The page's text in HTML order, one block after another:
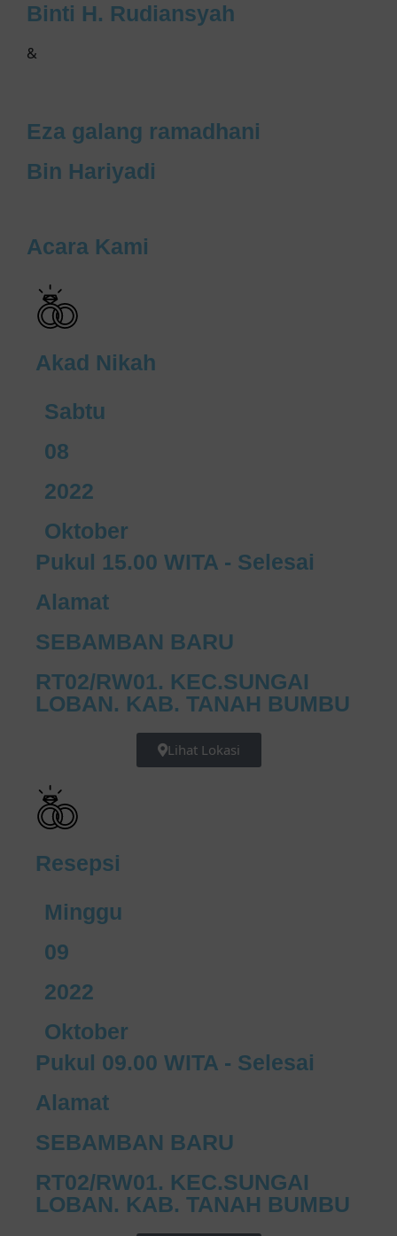
Binti H. Rudiansyah
&
Eza galang ramadhani
Bin Hariyadi
Acara Kami
Akad Nikah
Sabtu
08
2022
Oktober
Pukul 15.00 WITA - Selesai
Alamat
SEBAMBAN BARU
RT02/RW01. KEC.SUNGAI
LOBAN. KAB. TANAH BUMBU
Lihat Lokasi
Resepsi
Minggu
09
2022
Oktober
Pukul 09.00 WITA - Selesai
Alamat
SEBAMBAN BARU
RT02/RW01. KEC.SUNGAI
LOBAN. KAB. TANAH BUMBU